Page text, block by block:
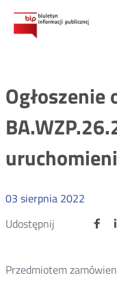
03 sierpnia 2022
Udostępnij
Udostępnij
Otwórz
na
Przedmiotem